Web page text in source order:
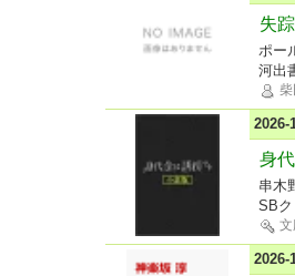
失
ポー
河出
柴
2026-
身
串木
SB
文
2026-